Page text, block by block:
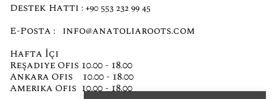
Destek Hattı : +90 553 232 99 45
E-Posta : info@anatoliaroots.com
Hafta İçi
Reşadiye Ofis 10.00 - 18.00
Ankara Ofis 10.00 - 18.00
Amerika Ofis 10.00 - 18.00